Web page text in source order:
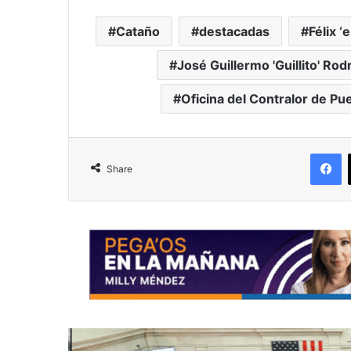
Cataño destacadas Félix
José Guillermo 'Guillito'
Oficina del Contralor de
Share